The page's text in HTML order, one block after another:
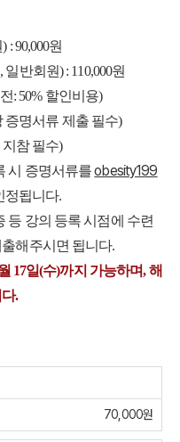
90,000원
반회원) : 110,000원
: 50% 할인비용)
증명서류 제출 필수)
참 필수)
시 증명서류를obesity199
정됩니다.
등 강의 등록 시점에 수련
해주시면 됩니다.
17일(수)까지 가능하며, 해
.
70,000원